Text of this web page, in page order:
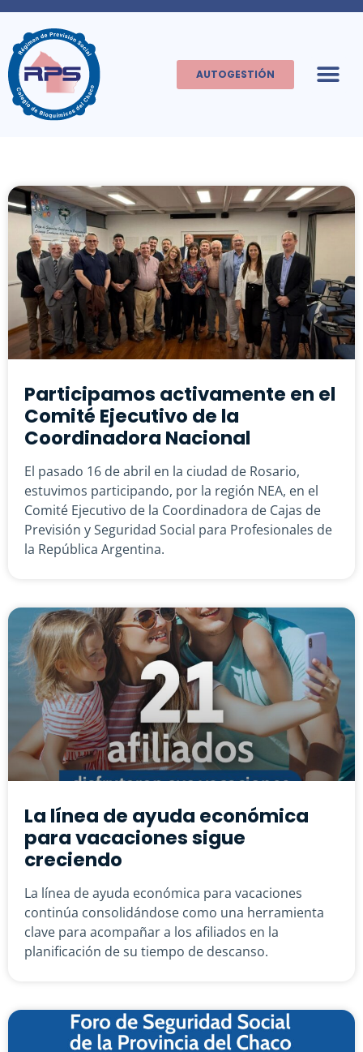
AUTOGESTIÓN
Participamos activamente en el
Comité Ejecutivo de la
Coordinadora Nacional
El pasado 16 de abril en la ciudad de Rosario,
estuvimos participando, por la región NEA, en el
Comité Ejecutivo de la Coordinadora de Cajas de
Previsión y Seguridad Social para Profesionales de
la República Argentina.
La línea de ayuda económica
para vacaciones sigue
creciendo
La línea de ayuda económica para vacaciones
continúa consolidándose como una herramienta
clave para acompañar a los afiliados en la
planificación de su tiempo de descanso.